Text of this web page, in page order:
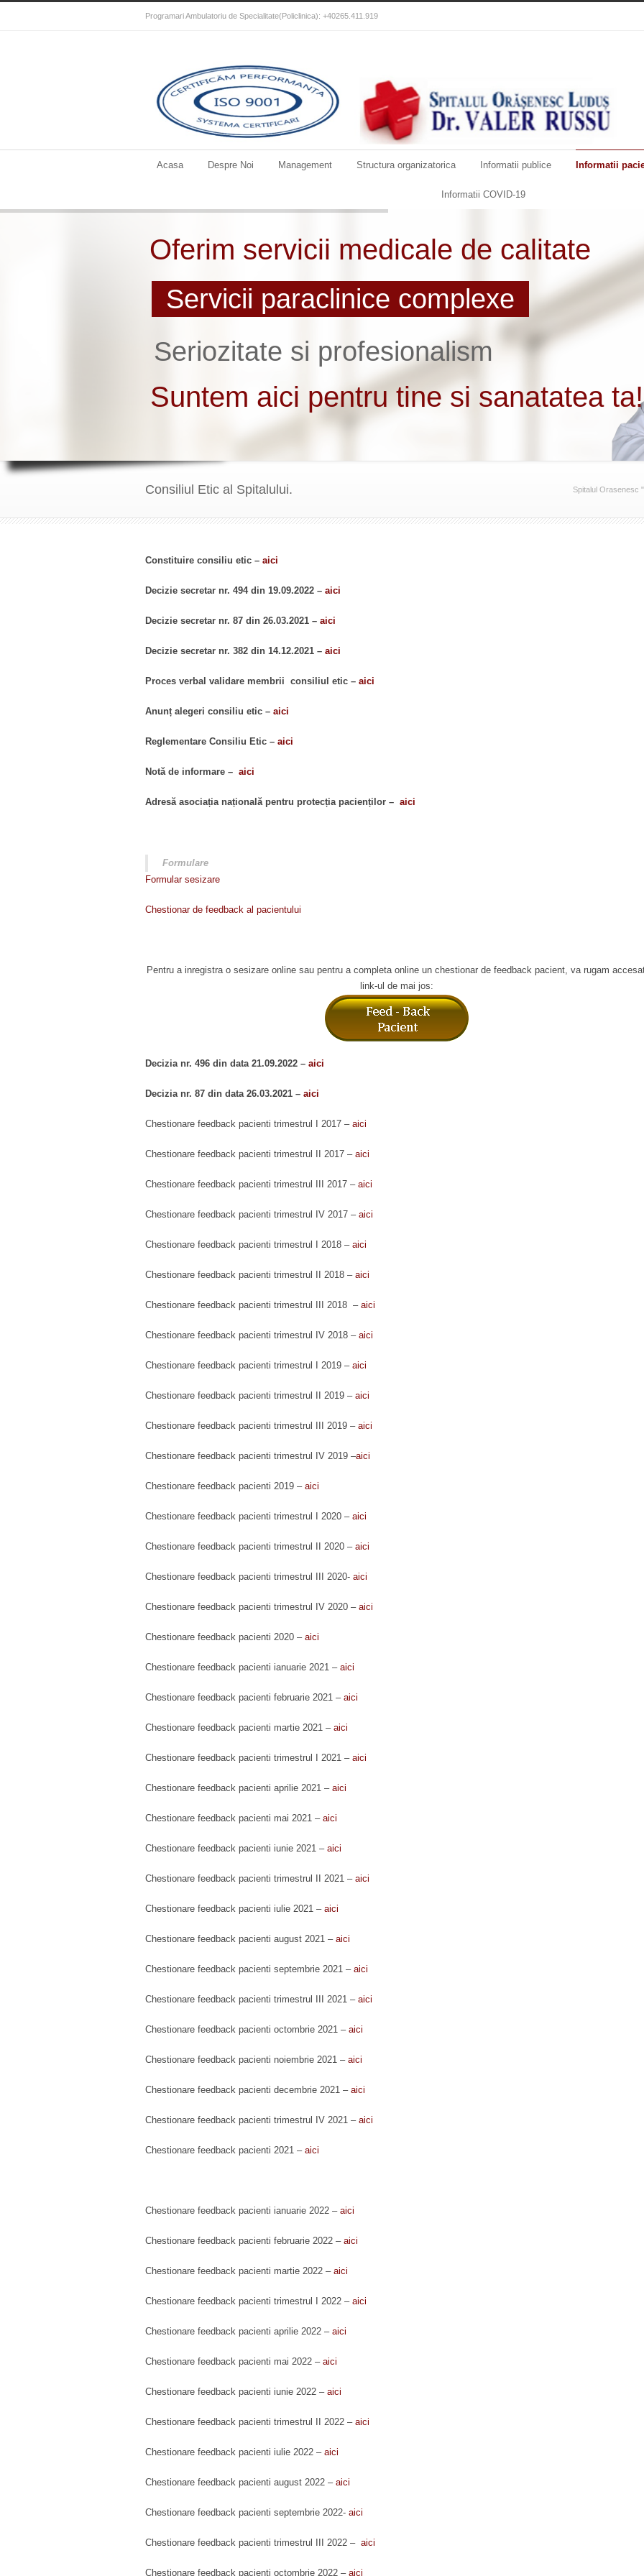
Programari Ambulatoriu de Specialitate(Policlinica): +40265.411.919
Acasa Despre Noi Management Structura organizatorica Informatii publice Informatii
Informatii COVID-19
Consiliul Etic al Spitalului. Spitalul Orasenesc
Constituire consiliu etic – aici
Decizie secretar nr. 494 din 19.09.2022 – aici
Decizie secretar nr. 87 din 26.03.2021 – aici
Decizie secretar nr. 382 din 14.12.2021 – aici
Proces verbal validare membrii consiliul etic – aici
Anunț alegeri consiliu etic – aici
Reglementare Consiliu Etic – aici
Notă de informare – aici
Adresă asociația națională pentru protecția pacienților – aici
Formulare
Formular sesizare
Chestionar de feedback al pacientului
Pentru a inregistra o sesizare online sau pentru a completa online un chestionar de feedback pacient, va rugam
link-ul de mai jos:
Decizia nr. 496 din data 21.09.2022 – aici
Decizia nr. 87 din data 26.03.2021 – aici
Chestionare feedback pacienti trimestrul I 2017 – aici
Chestionare feedback pacienti trimestrul II 2017 – aici
Chestionare feedback pacienti trimestrul III 2017 – aici
Chestionare feedback pacienti trimestrul IV 2017 – aici
Chestionare feedback pacienti trimestrul I 2018 – aici
Chestionare feedback pacienti trimestrul II 2018 – aici
Chestionare feedback pacienti trimestrul III 2018 – aici
Chestionare feedback pacienti trimestrul IV 2018 – aici
Chestionare feedback pacienti trimestrul I 2019 – aici
Chestionare feedback pacienti trimestrul II 2019 – aici
Chestionare feedback pacienti trimestrul III 2019 – aici
Chestionare feedback pacienti trimestrul IV 2019 –aici
Chestionare feedback pacienti 2019 – aici
Chestionare feedback pacienti trimestrul I 2020 – aici
Chestionare feedback pacienti trimestrul II 2020 – aici
Chestionare feedback pacienti trimestrul III 2020- aici
Chestionare feedback pacienti trimestrul IV 2020 – aici
Chestionare feedback pacienti 2020 – aici
Chestionare feedback pacienti ianuarie 2021 – aici
Chestionare feedback pacienti februarie 2021 – aici
Chestionare feedback pacienti martie 2021 – aici
Chestionare feedback pacienti trimestrul I 2021 – aici
Chestionare feedback pacienti aprilie 2021 – aici
Chestionare feedback pacienti mai 2021 – aici
Chestionare feedback pacienti iunie 2021 – aici
Chestionare feedback pacienti trimestrul II 2021 – aici
Chestionare feedback pacienti iulie 2021 – aici
Chestionare feedback pacienti august 2021 – aici
Chestionare feedback pacienti septembrie 2021 – aici
Chestionare feedback pacienti trimestrul III 2021 – aici
Chestionare feedback pacienti octombrie 2021 – aici
Chestionare feedback pacienti noiembrie 2021 – aici
Chestionare feedback pacienti decembrie 2021 – aici
Chestionare feedback pacienti trimestrul IV 2021 – aici
Chestionare feedback pacienti 2021 – aici
Chestionare feedback pacienti ianuarie 2022 – aici
Chestionare feedback pacienti februarie 2022 – aici
Chestionare feedback pacienti martie 2022 – aici
Chestionare feedback pacienti trimestrul I 2022 – aici
Chestionare feedback pacienti aprilie 2022 – aici
Chestionare feedback pacienti mai 2022 – aici
Chestionare feedback pacienti iunie 2022 – aici
Chestionare feedback pacienti trimestrul II 2022 – aici
Chestionare feedback pacienti iulie 2022 – aici
Chestionare feedback pacienti august 2022 – aici
Chestionare feedback pacienti septembrie 2022- aici
Chestionare feedback pacienti trimestrul III 2022 – aici
Chestionare feedback pacienti octombrie 2022 – aici